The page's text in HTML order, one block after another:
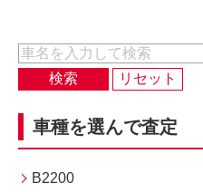
車種を選んで査定
B2200